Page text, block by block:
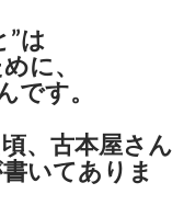
”は
に、
です。
、古本屋さん
いてありま